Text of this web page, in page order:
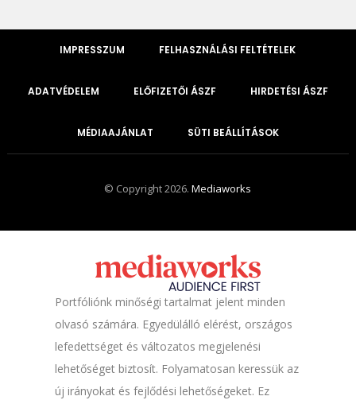
IMPRESSZUM FELHASZNÁLÁSI FELTÉTELEK
ADATVÉDELEM ELŐFIZETŐI ÁSZF HIRDETÉSI ÁSZF
MÉDIAAJÁNLAT SÜTI BEÁLLÍTÁSOK
© Copyright 2026.Mediaworks
Portfóliónk minőségi tartalmat jelent minden
olvasó számára. Egyedülálló elérést, országos
lefedettséget és változatos megjelenési
lehetőséget biztosít. Folyamatosan keressük az
új irányokat és fejlődési lehetőségeket. Ez